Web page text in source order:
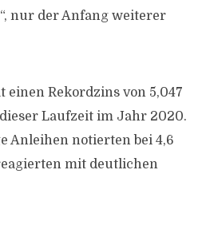
nur der Anfang weiterer
einen Rekordzins von 5,047
Laufzeit im Jahr 2020.
Anleihen notierten bei 4,6
mit deutlichen